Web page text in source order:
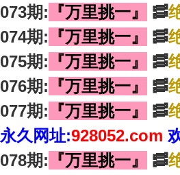
073期: 『万里挑一』 🥓
074期: 『万里挑一』 🥓
075期: 『万里挑一』 🥓
076期: 『万里挑一』 🥓
077期: 『万里挑一』 🥓
永久网址:928052.com
078期: 『万里挑一』 🥓